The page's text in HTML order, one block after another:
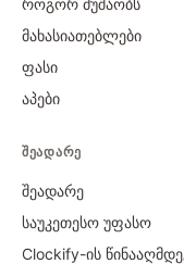
მახასიათებლები
ფასი
აპები
ᲨᲔᲐᲓᲐᲠᲔ
შეადარე
საუკეთესო უფასო
Clockify-ის